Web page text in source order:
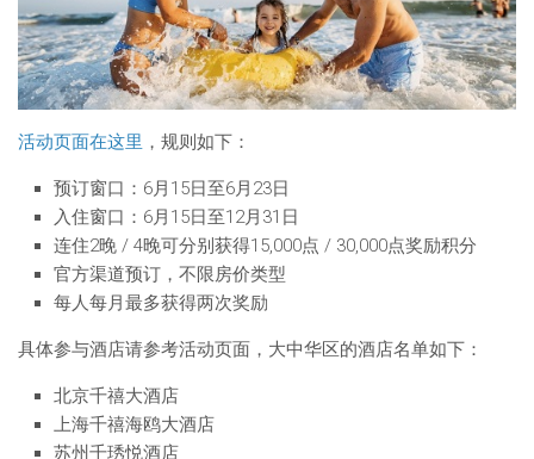
活动页面在这里 ，规则如下：
预订窗口：6月15日至6月23日
入住窗口：6月15日至12月31日
连住2晚 / 4晚可分别获得15,000点 / 30,000点奖励积分
官方渠道预订，不限房价类型
每人每月最多获得两次奖励
具体参与酒店请参考活动页面，大中华区的酒店名单如下：
北京千禧大酒店
上海千禧海鸥大酒店
苏州千琇悦酒店